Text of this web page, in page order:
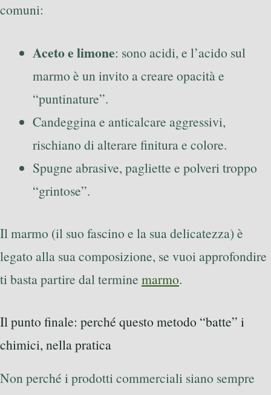
comuni:
Aceto e limone: sono acidi, e l’acido sul
marmo è un invito a creare opacità e
“puntinature”.
Candeggina e anticalcare aggressivi,
rischiano di alterare finitura e colore.
Spugne abrasive, pagliette e polveri troppo
“grintose”.
Il marmo (il suo fascino e la sua delicatezza) è
legato alla sua composizione, se vuoi approfondire
ti basta partire dal termine marmo.
Il punto finale: perché questo metodo “batte” i
chimici, nella pratica
Non perché i prodotti commerciali siano sempre